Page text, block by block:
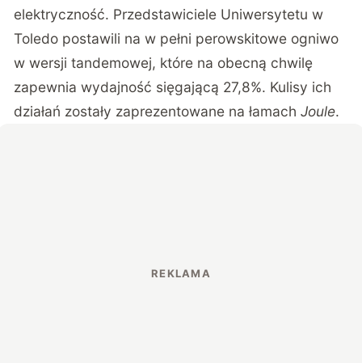
elektryczność. Przedstawiciele Uniwersytetu w
Toledo postawili na w pełni perowskitowe ogniwo
w wersji tandemowej, które na obecną chwilę
zapewnia wydajność sięgającą 27,8%. Kulisy ich
działań zostały zaprezentowane na łamachJoule.